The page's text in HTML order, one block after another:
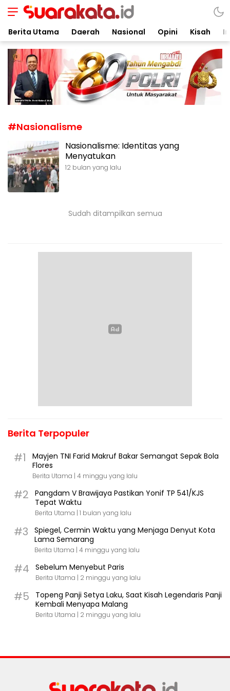
Suarakata.id
Kata Bicara Suara Bergerak
Berita Utama Daerah Nasional Opini Kisah
#Nasionalisme
Nasionalisme: Identitas yang
Menyatukan
12 bulan yang lalu
Sudah ditampilkan semua
Berita Terpopuler
#1
Mayjen TNI Farid Makruf Bakar Semangat Sepak Bola
Flores
Berita Utama | 4 minggu yang lalu
#2
Pangdam V Brawijaya Pastikan Yonif TP 541/KJS
Tepat Waktu
Berita Utama | 1 bulan yang lalu
#3
Spiegel, Cermin Waktu yang Menjaga Denyut Kota
Lama Semarang
Berita Utama | 4 minggu yang lalu
#4 Sebelum Menyebut Paris
Berita Utama | 2 minggu yang lalu
#5
Topeng Panji Setya Laku, Saat Kisah Legendaris Panji
Kembali Menyapa Malang
Berita Utama | 2 minggu yang lalu